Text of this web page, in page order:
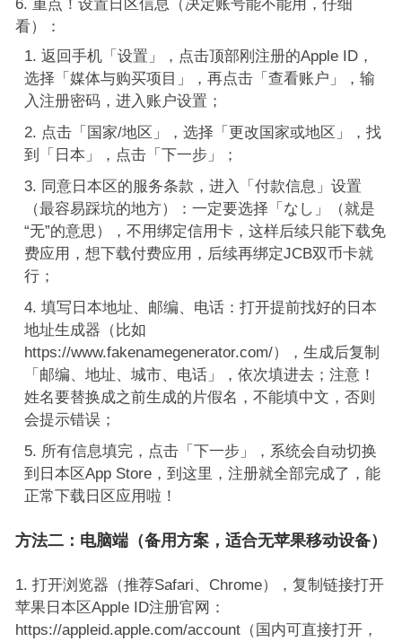
重点！设置日区信息（决定账号能不能用，仔细
看）：
返回手机「设置」，点击顶部刚注册的Apple ID，
选择「媒体与购买项目」，再点击「查看账户」，输
入注册密码，进入账户设置；
点击「国家/地区」，选择「更改国家或地区」，找
到「日本」，点击「下一步」；
同意日本区的服务条款，进入「付款信息」设置
（最容易踩坑的地方）：一定要选择「なし」（就是
“无”的意思），不用绑定信用卡，这样后续只能下载免
费应用，想下载付费应用，后续再绑定JCB双币卡就
行；
填写日本地址、邮编、电话：打开提前找好的日本
地址生成器（比如
https://www.fakenamegenerator.com/），生成后复制
「邮编、地址、城市、电话」，依次填进去；注意！
姓名要替换成之前生成的片假名，不能填中文，否则
会提示错误；
所有信息填完，点击「下一步」，系统会自动切换
到日本区App Store，到这里，注册就全部完成了，能
正常下载日区应用啦！
方法二：电脑端（备用方案，适合无苹果移动设备）
打开浏览器（推荐Safari、Chrome），复制链接打开
苹果日本区Apple ID注册官网：
https://appleid.apple.com/account（国内可直接打开，